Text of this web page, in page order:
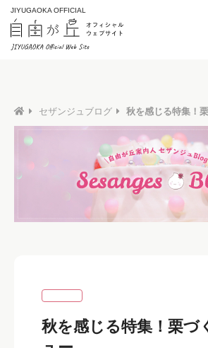
JIYUGAOKA OFFICIAL
セザンジュブログ 秋を感じる特集！
秋を感じる特集！栗づ